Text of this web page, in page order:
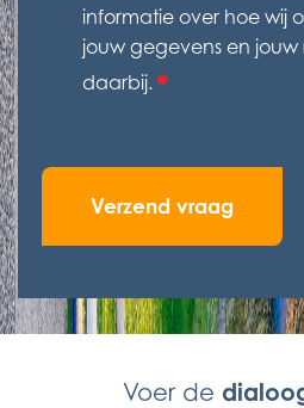
informatie over hoe wij
jouw gegevens en jouw
daarbij.*
Voer de